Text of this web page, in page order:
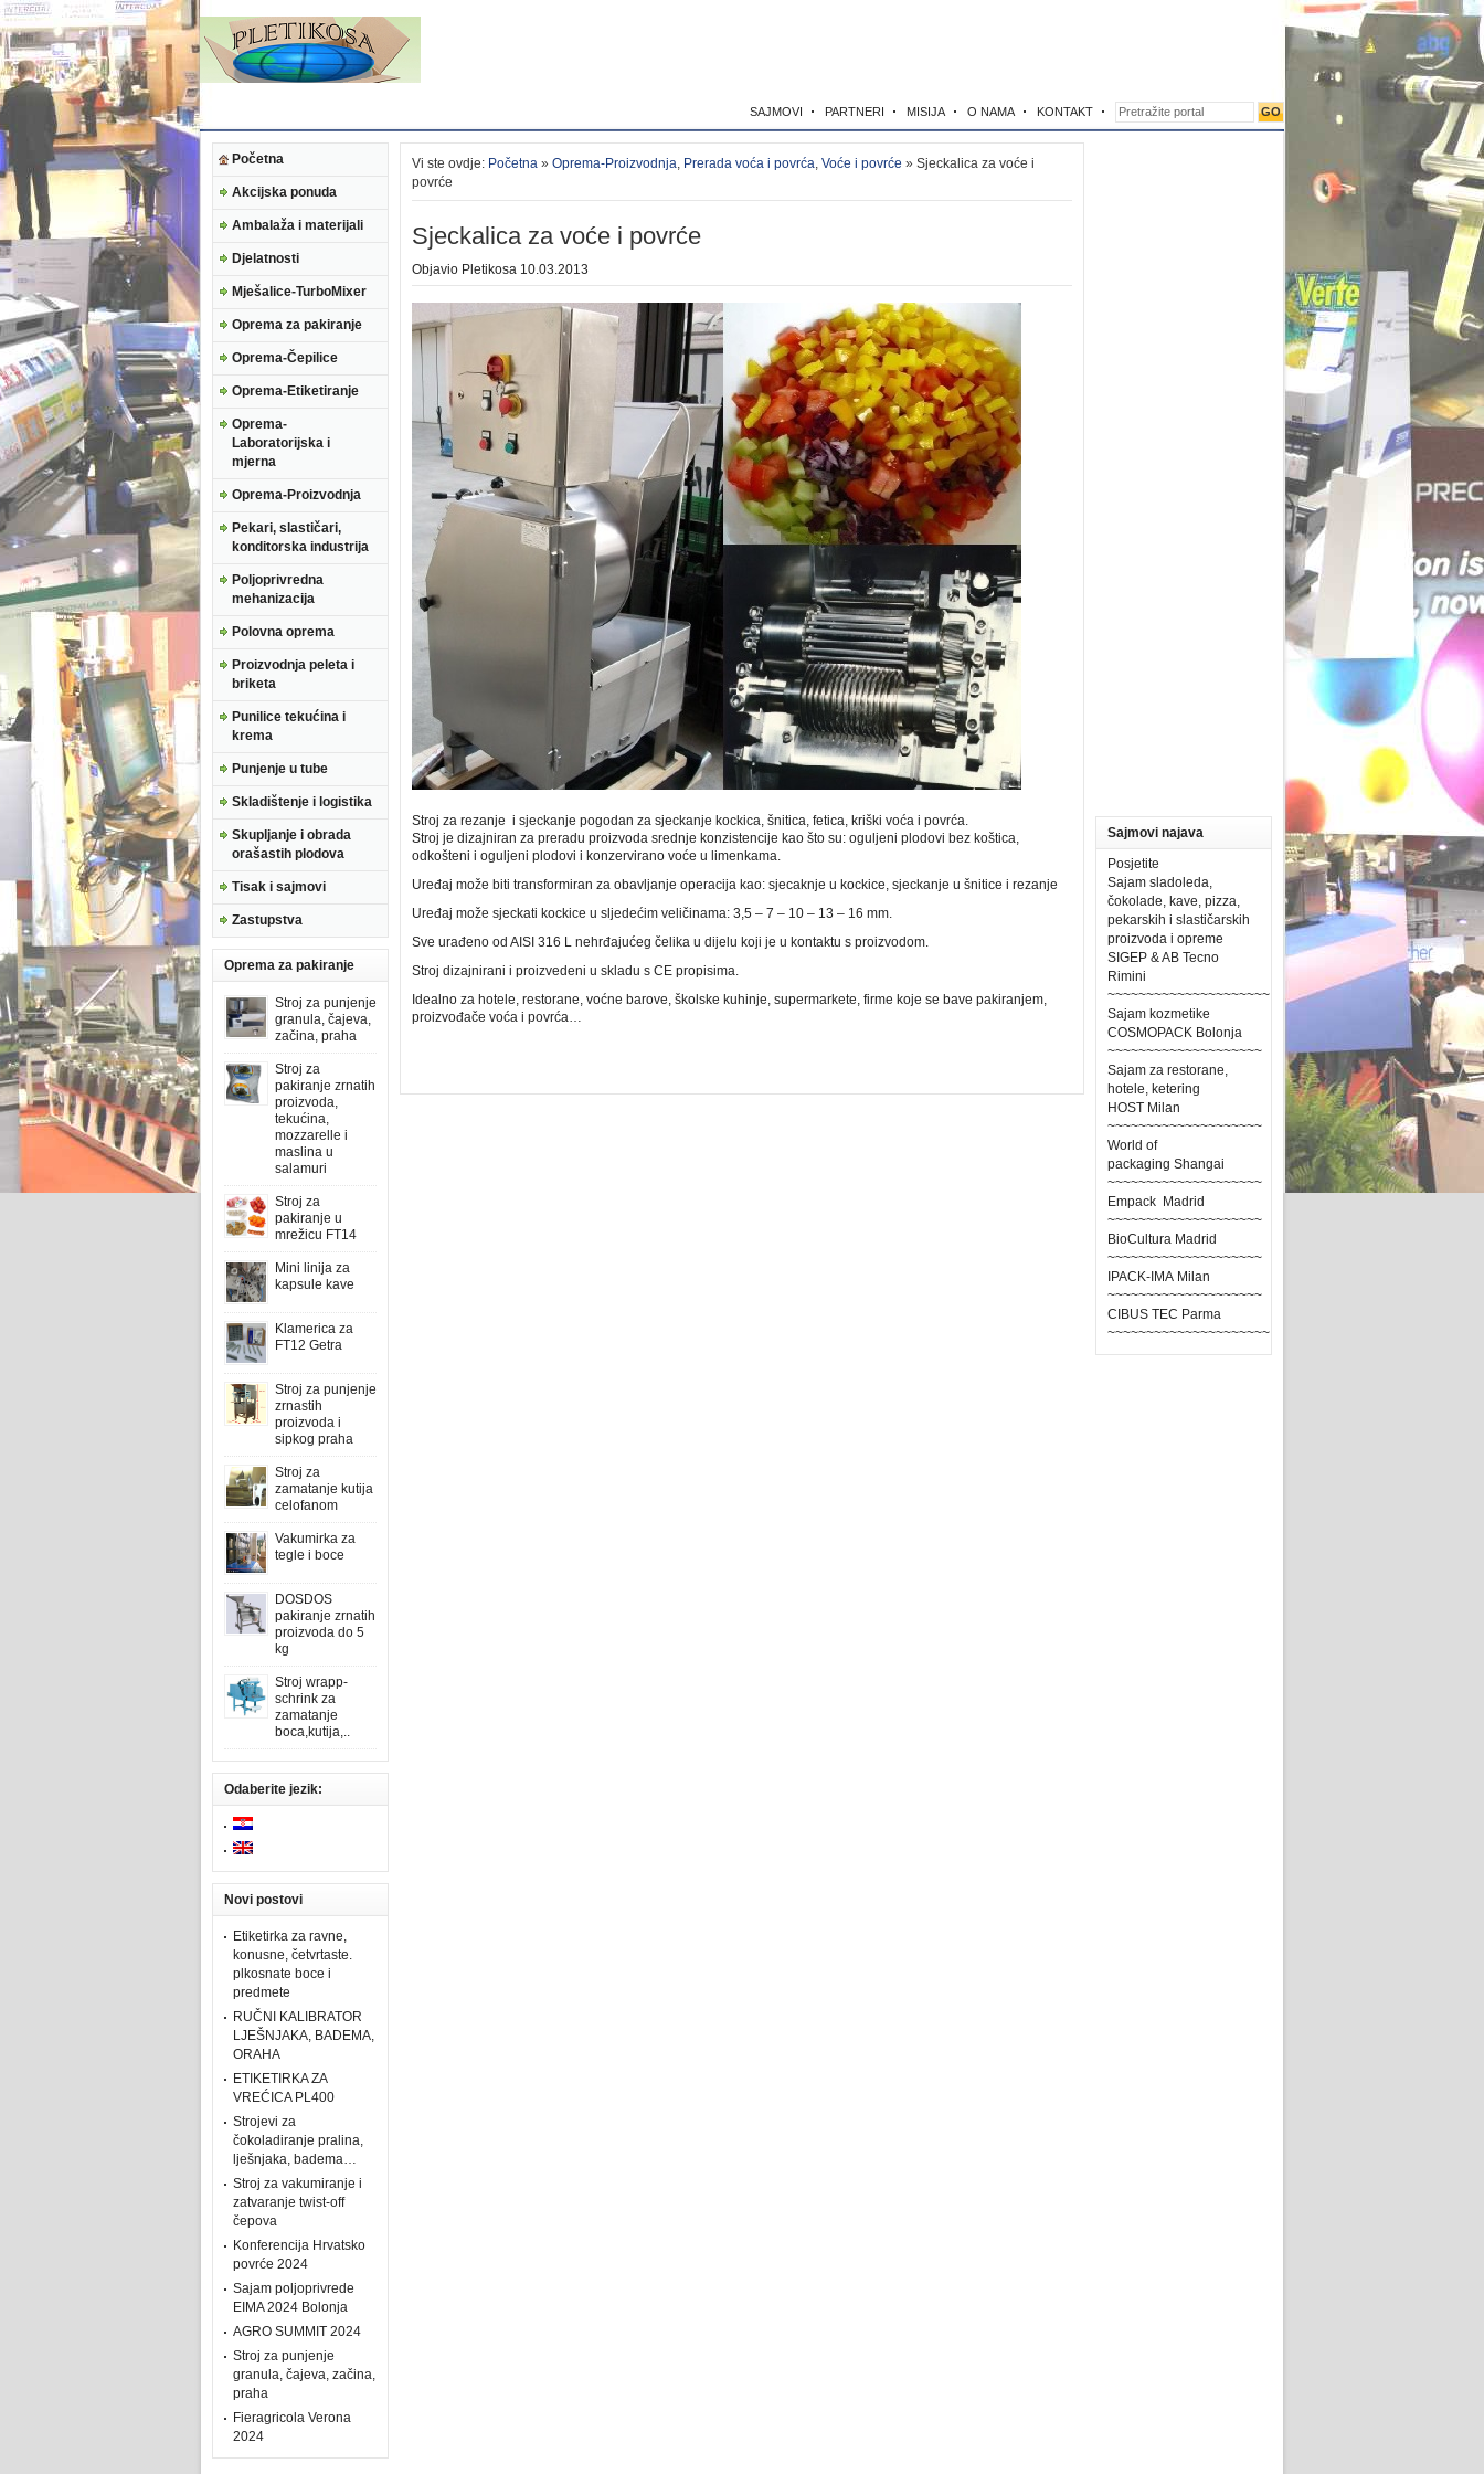
SAJMOVI PARTNERI MISIJA O NAMA KONTAKT
Početna
Akcijska ponuda
Ambalaža i materijali
Djelatnosti
Mješalice-TurboMixer
Oprema za pakiranje
Oprema-Čepilice
Oprema-Etiketiranje
Oprema-
Laboratorijska i
mjerna
Oprema-Proizvodnja
Pekari, slastičari,
konditorska industrija
Poljoprivredna
mehanizacija
Polovna oprema
Proizvodnja peleta i
briketa
Punilice tekućina i
krema
Punjenje u tube
Skladištenje i logistika
Skupljanje i obrada
orašastih plodova
Tisak i sajmovi
Zastupstva
Oprema za pakiranje
Stroj za punjenje
granula, čajeva,
začina, praha
Stroj za
pakiranje zrnatih
proizvoda,
tekućina,
mozzarelle i
maslina u
salamuri
Stroj za
pakiranje u
mrežicu FT14
Mini linija za
kapsule kave
Klamerica za
FT12 Getra
Stroj za punjenje
zrnastih
proizvoda i
sipkog praha
Stroj za
zamatanje kutija
celofanom
Vakumirka za
tegle i boce
DOSDOS
pakiranje zrnatih
proizvoda do 5
kg
Stroj wrapp-
schrink za
zamatanje
boca,kutija,..
Odaberite jezik:
Novi postovi
Etiketirka za ravne,
konusne, četvrtaste.
plkosnate boce i
predmete
RUČNI KALIBRATOR
LJEŠNJAKA, BADEMA,
ORAHA
ETIKETIRKA ZA
VREĆICA PL400
Strojevi za
čokoladiranje pralina,
lješnjaka, badema…
Stroj za vakumiranje i
zatvaranje twist-off
čepova
Konferencija Hrvatsko
povrće 2024
Sajam poljoprivrede
EIMA 2024 Bolonja
AGRO SUMMIT 2024
Stroj za punjenje
granula, čajeva, začina,
praha
Fieragricola Verona
2024
Vi ste ovdje: Početna » Oprema-Proizvodnja, Prerada voća i povrća, Voće i povrće » Sjeckalica za voće i
povrće
Sjeckalica za voće i povrće
Objavio Pletikosa 10.03.2013
Stroj za rezanje i sjeckanje pogodan za sjeckanje kockica, šnitica, fetica, kriški voća i povrća.
Stroj je dizajniran za preradu proizvoda srednje konzistencije kao što su: oguljeni plodovi bez koštica,
odkošteni i oguljeni plodovi i konzervirano voće u limenkama.
Uređaj može biti transformiran za obavljanje operacija kao: sjecaknje u kockice, sjeckanje u šnitice i rezanje
Uređaj može sjeckati kockice u sljedećim veličinama: 3,5 – 7 – 10 – 13 – 16 mm.
Sve urađeno od AISI 316 L nehrđajućeg čelika u dijelu koji je u kontaktu s proizvodom.
Stroj dizajnirani i proizvedeni u skladu s CE propisima.
Idealno za hotele, restorane, voćne barove, školske kuhinje, supermarkete, firme koje se bave pakiranjem,
proizvođače voća i povrća…
Sajmovi najava
Posjetite
Sajam sladoleda,
čokolade, kave, pizza,
pekarskih i slastičarskih
proizvoda i opreme
SIGEP & AB Tecno
Rimini
~~~~~~~~~~~~~~~~~~~~~
Sajam kozmetike
COSMOPACK Bolonja
~~~~~~~~~~~~~~~~~~~~
Sajam za restorane,
hotele, ketering
HOST Milan
~~~~~~~~~~~~~~~~~~~~
World of
packaging Shangai
~~~~~~~~~~~~~~~~~~~~
Empack Madrid
~~~~~~~~~~~~~~~~~~~~
BioCultura Madrid
~~~~~~~~~~~~~~~~~~~~
IPACK-IMA Milan
~~~~~~~~~~~~~~~~~~~~
CIBUS TEC Parma
~~~~~~~~~~~~~~~~~~~~~